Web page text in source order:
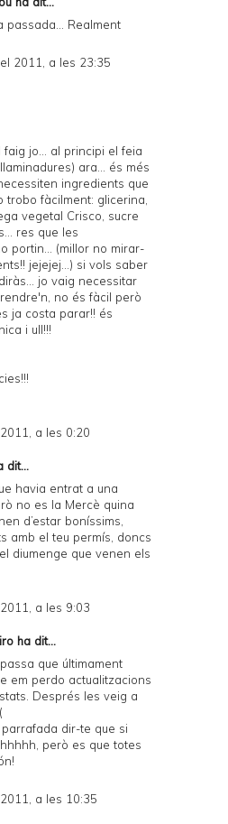
passada... Realment
2011, a les 23:35
faig jo... al principi el feia
ara... és més
ingredients que
trobo fàcilment: glicerina,
vegetal Crisco, sucre
res que les
portin... (millor no mirar-
jejejej...) si vols saber
jo vaig necessitar
no és fàcil però
ja costa parar!! és
i ull!!!
a les 0:20
dit...
havia entrat a una
no es la Mercè quina
d’estar boníssims,
amb el teu permís, doncs
diumenge que venen els
a les 9:03
ha dit...
que últimament
em perdo actualitzacions
Després les veig a
dir-te que si
però es que totes
a les 10:35